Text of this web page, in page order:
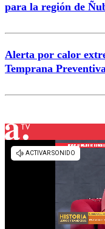
para la región de
Alerta por calor
Temprana